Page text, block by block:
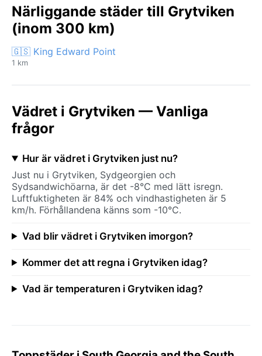
Närliggande städer till Grytviken
(inom 300 km)
🇬🇸 King Edward Point
1 km
Vädret i Grytviken — Vanliga
frågor
Hur är vädret i Grytviken just nu?
Just nu i Grytviken, Sydgeorgien och
Sydsandwichöarna, är det -8°C med lätt isregn.
Luftfuktigheten är 84% och vindhastigheten är 5
km/h. Förhållandena känns som -10°C.
Vad blir vädret i Grytviken imorgon?
Kommer det att regna i Grytviken idag?
Vad är temperaturen i Grytviken idag?